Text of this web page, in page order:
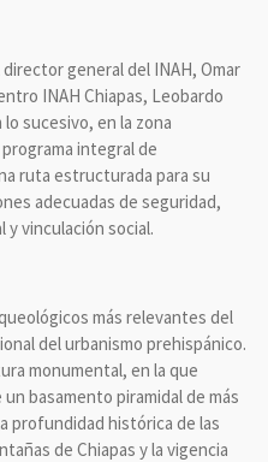
general del INAH, Omar
INAH Chiapas, Leobardo
sucesivo, en la zona
integral de
ruta estructurada para su
adecuadas de seguridad,
vinculación social.
más relevantes del
del urbanismo prehispánico.
monumental, en la que
basamento piramidal de más
profundidad histórica de las
de Chiapas y la vigencia